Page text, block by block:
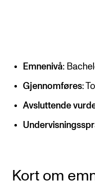
FORSKNING
CERM
CREMAH
Publikasjoner
Emnenivå:
Gjennomføres:
Avsluttende
Kort om